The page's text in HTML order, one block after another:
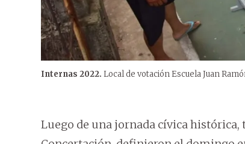
Internas 2022. Local de votación Escuela Juan
Luego de una jornada cívica